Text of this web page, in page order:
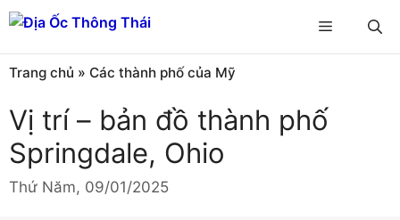
Chuyển
đến
nội
dung
Menu
Trang chủ » Các thành phố của Mỹ
Vị trí – bản đồ thành phố
Springdale, Ohio
Thứ Năm, 09/01/2025